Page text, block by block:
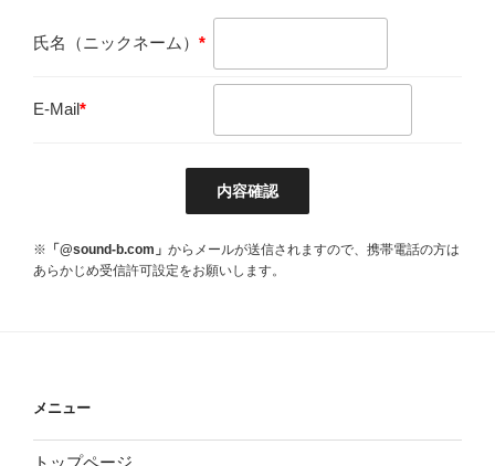
氏名（ニックネーム） *
E-Mail*
※ 「@sound-b.com」 からメールが送信されますので、携帯電話の方は
あらかじめ受信許可設定をお願いします。
メニュー
トップページ